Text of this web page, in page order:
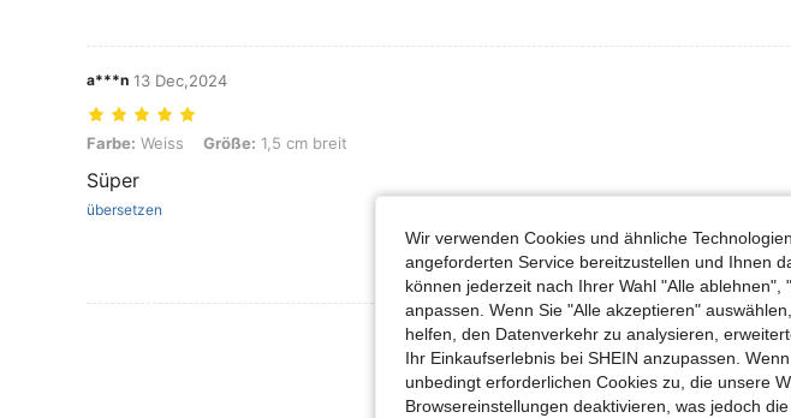
a***n 13 Dec,2024
Farbe: Weiss, Größe: 1,5 cm breit
Farbe: Weiss Größe: 1,5 cm breit
Süper
übersetzen
Mehr Bewertungen Ansehen
Wir verwenden Cookies und ähnliche
angeforderten Service bereitzustellen und Ihnen
können jederzeit nach Ihrer Wahl "Alle
anpassen. Wenn Sie "Alle akzeptieren"
helfen, den Datenverkehr zu analysieren,
Ihr Einkaufserlebnis bei SHEIN anzupassen.
unbedingt erforderlichen Cookies zu, die unsere
Browsereinstellungen deaktivieren, was jedoch